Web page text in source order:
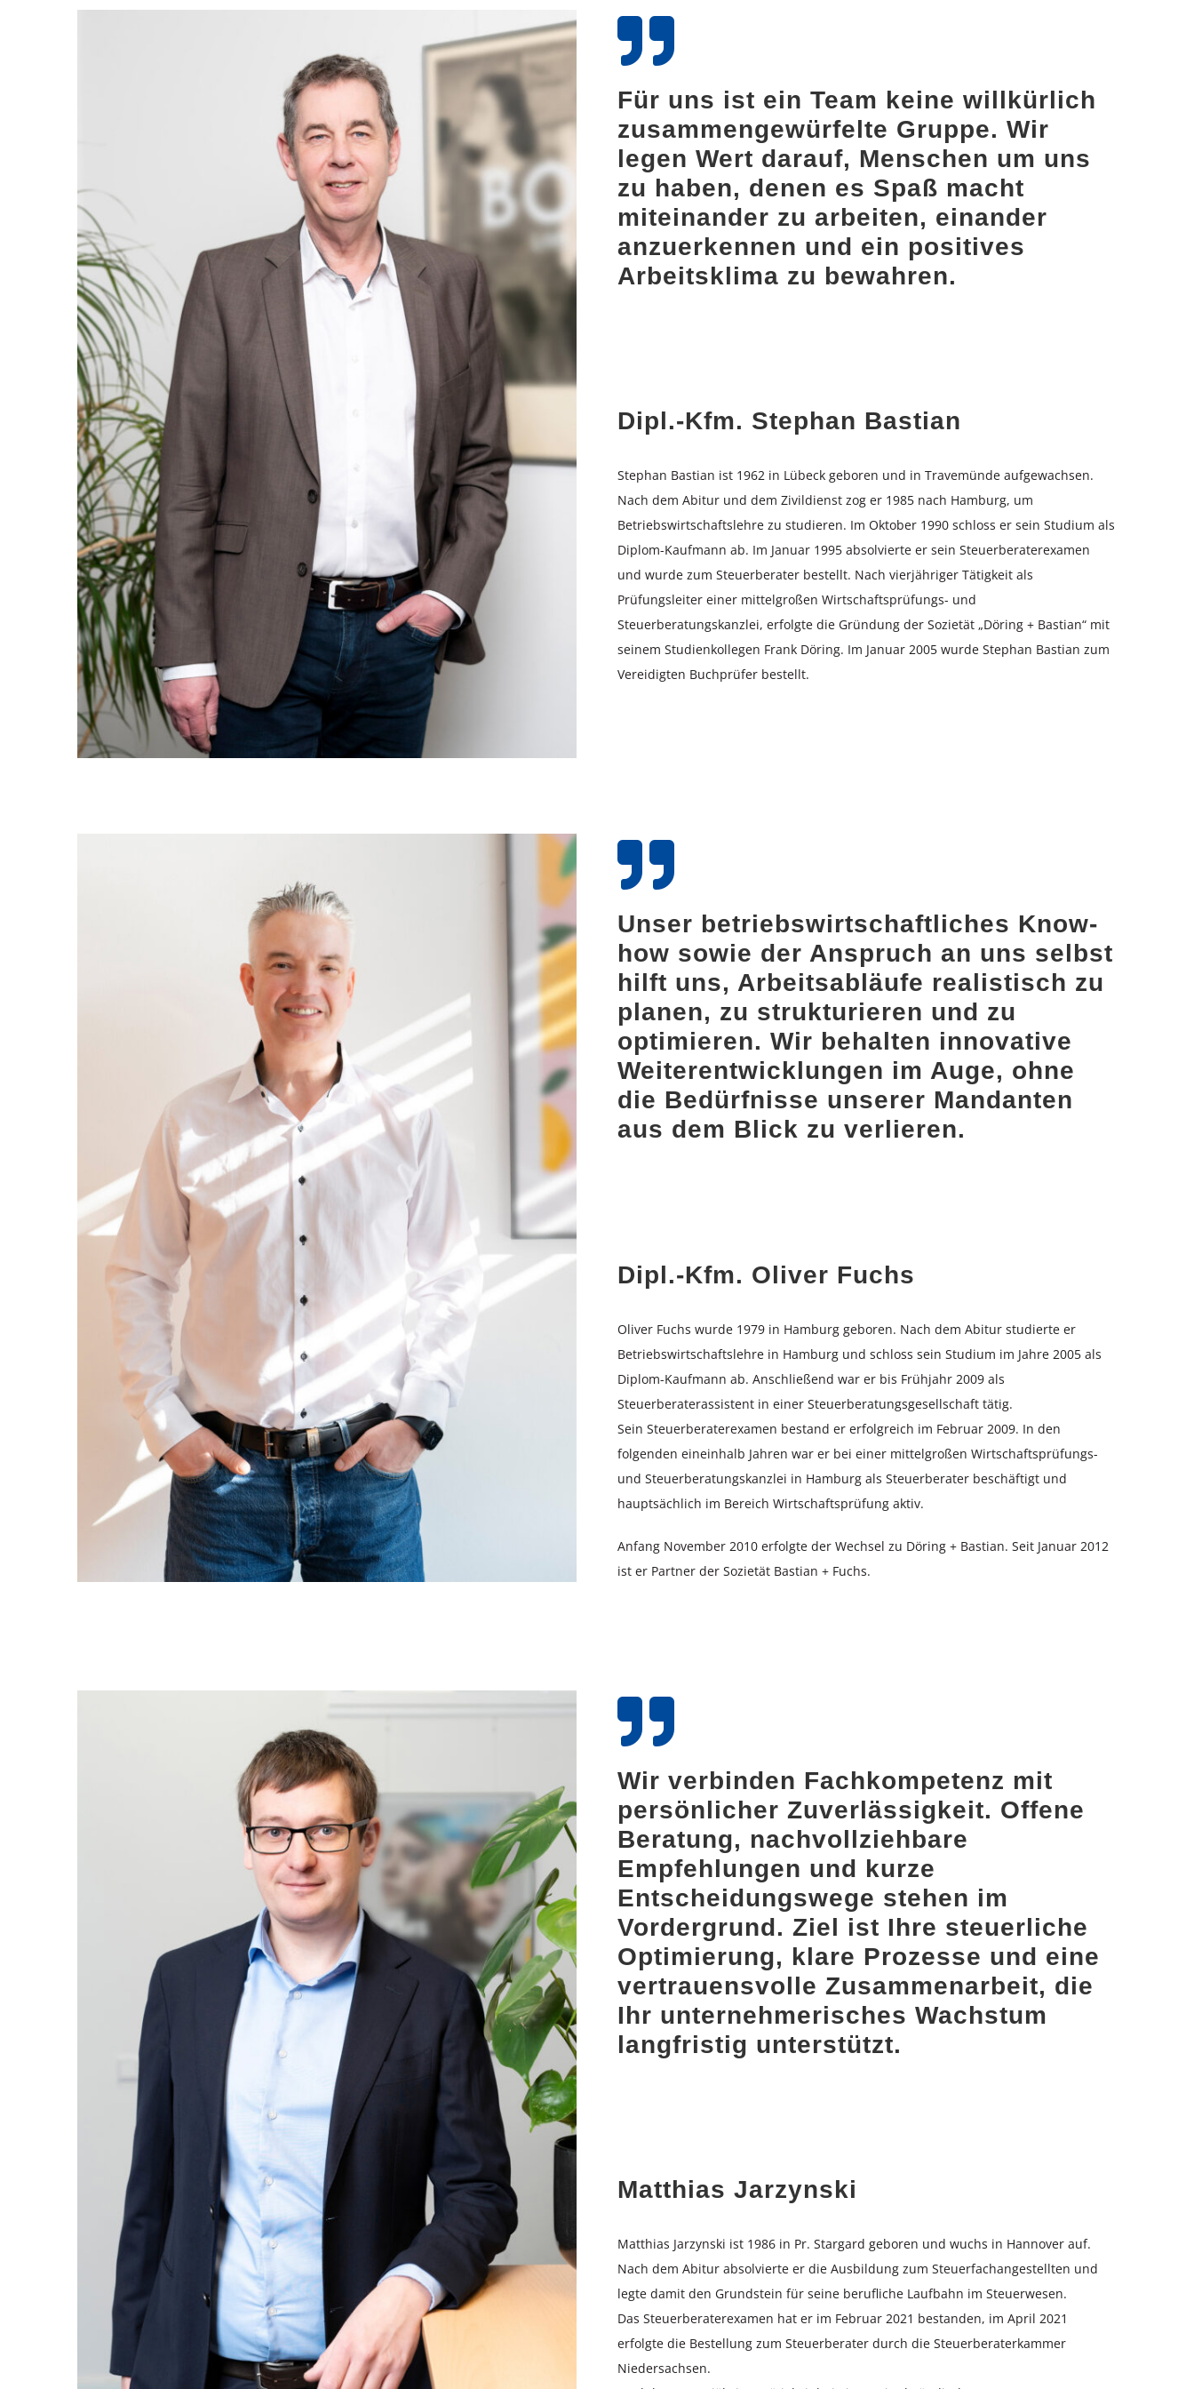
Für uns ist ein Team keine willkürlich
zusammengewürfelte Gruppe. Wir
legen Wert darauf, Menschen um uns
zu haben, denen es Spaß macht
miteinander zu arbeiten, einander
anzuerkennen und ein positives
Arbeitsklima zu bewahren.
Dipl.-Kfm. Stephan Bastian
Stephan Bastian ist 1962 in Lübeck geboren und in Travemünde aufgewachsen.
Nach dem Abitur und dem Zivildienst zog er 1985 nach Hamburg, um
Betriebswirtschaftslehre zu studieren. Im Oktober 1990 schloss er sein Studium als
Diplom-Kaufmann ab. Im Januar 1995 absolvierte er sein Steuerberaterexamen
und wurde zum Steuerberater bestellt. Nach vierjähriger Tätigkeit als
Prüfungsleiter einer mittelgroßen Wirtschaftsprüfungs- und
Steuerberatungskanzlei, erfolgte die Gründung der Sozietät „Döring + Bastian“ mit
seinem Studienkollegen Frank Döring. Im Januar 2005 wurde Stephan Bastian zum
Vereidigten Buchprüfer bestellt.
Unser betriebswirtschaftliches Know-
how sowie der Anspruch an uns selbst
hilft uns, Arbeitsabläufe realistisch zu
planen, zu strukturieren und zu
optimieren. Wir behalten innovative
Weiterentwicklungen im Auge, ohne
die Bedürfnisse unserer Mandanten
aus dem Blick zu verlieren.
Dipl.-Kfm. Oliver Fuchs
Oliver Fuchs wurde 1979 in Hamburg geboren. Nach dem Abitur studierte er
Betriebswirtschaftslehre in Hamburg und schloss sein Studium im Jahre 2005 als
Diplom-Kaufmann ab. Anschließend war er bis Frühjahr 2009 als
Steuerberaterassistent in einer Steuerberatungsgesellschaft tätig.
Sein Steuerberaterexamen bestand er erfolgreich im Februar 2009. In den
folgenden eineinhalb Jahren war er bei einer mittelgroßen Wirtschaftsprüfungs-
und Steuerberatungskanzlei in Hamburg als Steuerberater beschäftigt und
hauptsächlich im Bereich Wirtschaftsprüfung aktiv.
Anfang November 2010 erfolgte der Wechsel zu Döring + Bastian. Seit Januar 2012
ist er Partner der Sozietät Bastian + Fuchs.
Wir verbinden Fachkompetenz mit
persönlicher Zuverlässigkeit. Offene
Beratung, nachvollziehbare
Empfehlungen und kurze
Entscheidungswege stehen im
Vordergrund. Ziel ist Ihre steuerliche
Optimierung, klare Prozesse und eine
vertrauensvolle Zusammenarbeit, die
Ihr unternehmerisches Wachstum
langfristig unterstützt.
Matthias Jarzynski
Matthias Jarzynski ist 1986 in Pr. Stargard geboren und wuchs in Hannover auf.
Nach dem Abitur absolvierte er die Ausbildung zum Steuerfachangestellten und
legte damit den Grundstein für seine berufliche Laufbahn im Steuerwesen.
Das Steuerberaterexamen hat er im Februar 2021 bestanden, im April 2021
erfolgte die Bestellung zum Steuerberater durch die Steuerberaterkammer
Niedersachsen.